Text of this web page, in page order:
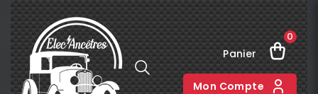
Panier
0
Mon Compte